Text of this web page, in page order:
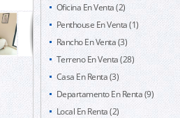
Oficina En Venta (2)
Penthouse En Venta (1)
Rancho En Venta (3)
Terreno En Venta (28)
Casa En Renta (3)
Departamento En Renta (9)
Local En Renta (2)